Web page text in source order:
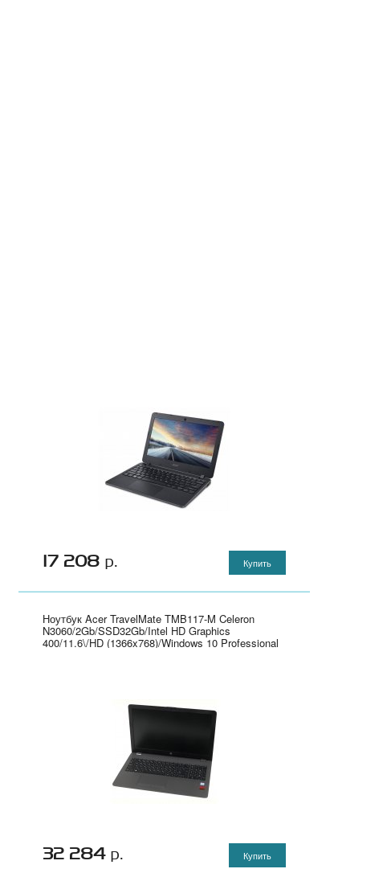
17 208 р. Купить
Ноутбук Acer TravelMate TMB117-M Celeron
N3060/2Gb/SSD32Gb/Intel HD Graphics
400/11.6\/HD (1366x768)/Windows 10 Professional
32 284р. Купить